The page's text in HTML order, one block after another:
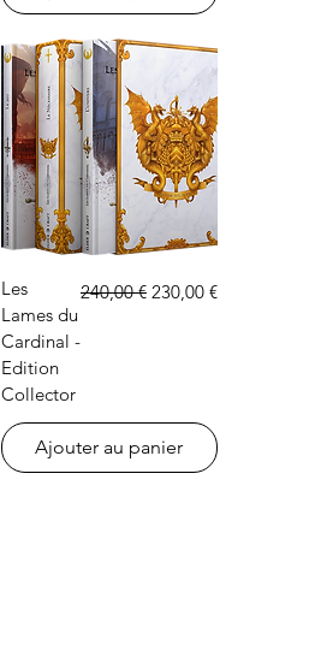
Aperçu rapide
Les
Lames du
Cardinal -
Edition
Collector
Prix original
240,00 € Prix promotionnel
230,00 €
Ajouter au panier